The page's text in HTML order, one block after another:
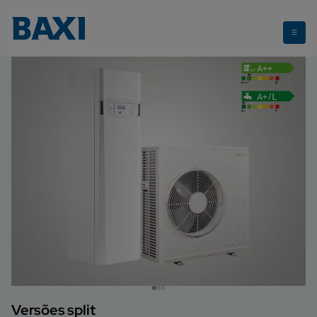
Platinum BC Smart iR32
Versões split